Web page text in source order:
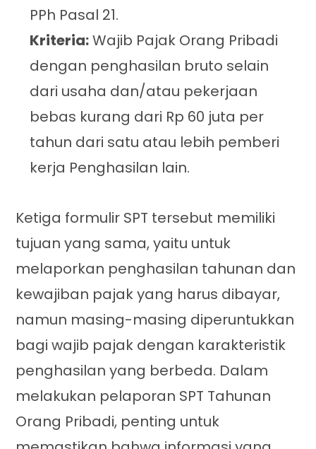
PPh Pasal 21.
Kriteria:Wajib Pajak Orang Pribadi
dengan penghasilan bruto selain
dari usaha dan/atau pekerjaan
bebas kurang dari Rp 60 juta per
tahun dari satu atau lebih pemberi
kerja Penghasilan lain.
Ketiga formulir SPT tersebut memiliki
tujuan yang sama, yaitu untuk
melaporkan penghasilan tahunan dan
kewajiban pajak yang harus dibayar,
namun masing-masing diperuntukkan
bagi wajib pajak dengan karakteristik
penghasilan yang berbeda. Dalam
melakukan pelaporan SPT Tahunan
Orang Pribadi, penting untuk